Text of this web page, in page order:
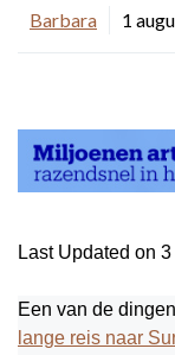
Barbara 1
Last Updated on
Een van de
lange reis naar